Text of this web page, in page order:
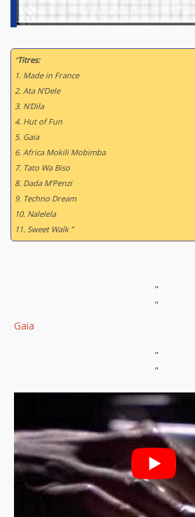
“Titres:
1. Made in France
2. Ata N'Dele
3. N'Dila
4. Hut of Fun
5. Gaia
6. Africa Mokili Mobimba
7. Tato Wa Biso
8. Dada M'Penzi
9. Techno Dream
10. Nalelela
11. Sweet Walk ”
"
"
Gaia
"
"